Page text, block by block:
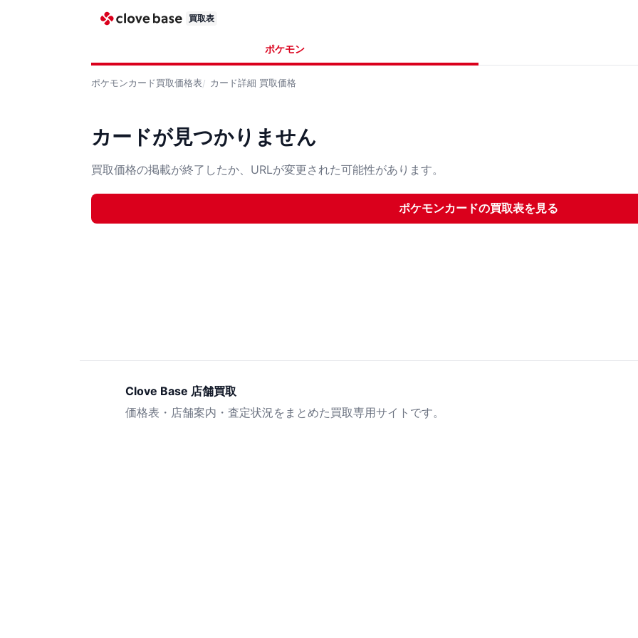
買取表
ポケモン
ポケモンカード買取価格表 カード詳細 買取価格
カードが見つかりません
買取価格の掲載が終了したか、URLが変更された可能性があります。
ポケモンカードの買取表を見る
Clove Base 店舗買取
価格表・店舗案内・査定状況をまとめた買取専用サイトです。